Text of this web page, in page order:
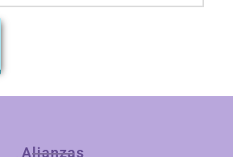
Alianzas